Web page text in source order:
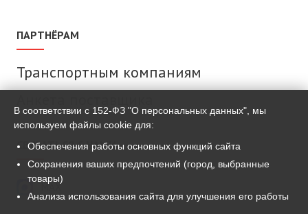
ПАРТНЁРАМ
Транспортным компаниям
СВЯЗАТЬСЯ С НАМИ
MAX
В соответствии с 152-ФЗ "О персональных данных", мы
используем файлы cookie для:
Обеспечения работы основных функций сайта
Сохранения ваших предпочтений (город, выбранные
товары)
Анализа использования сайта для улучшения его работы